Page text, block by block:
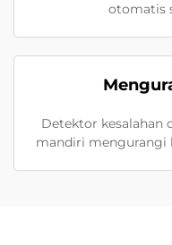
otomatis
Detektor kesalahan
mandiri mengurangi